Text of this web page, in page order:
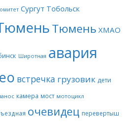
Сургут Тобольск
Тюмень ХМАО
Широтная авария
встречка грузовик дети
камера мост мотоцикл
очевидец перевертыш